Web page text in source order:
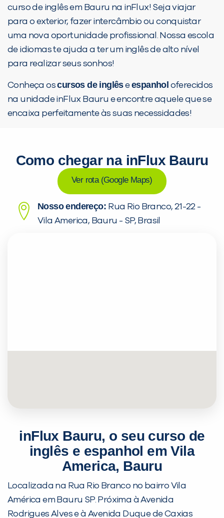
curso de inglês em Bauru na inFlux! Seja viajar
para o exterior, fazer intercâmbio ou conquistar
uma nova oportunidade profissional. Nossa escola
de idiomas te ajuda a ter um inglês de alto nível
para realizar seus sonhos!
Conheça oscursos de inglêseespanhol oferecidos
na unidade inFlux Bauru e encontre aquele que se
encaixa perfeitamente às suas necessidades!
Como chegar na inFlux Bauru
Ver rota (Google Maps)
Nosso endereço: Rua Rio Branco, 21-22 -
Vila America, Bauru - SP, Brasil
inFlux Bauru, o seu curso de
inglês e espanhol em Vila
America, Bauru
Localizada na Rua Rio Branco no bairro Vila
América em Bauru SP. Próxima à Avenida
Rodrigues Alves e à Avenida Duque de Caxias